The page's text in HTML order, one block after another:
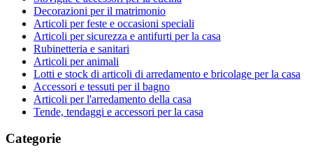
Decorazioni per il matrimonio
Articoli per feste e occasioni speciali
Articoli per sicurezza e antifurti per la casa
Rubinetteria e sanitari
Articoli per animali
Lotti e stock di articoli di arredamento e bricolage per la casa
Accessori e tessuti per il bagno
Articoli per l'arredamento della casa
Tende, tendaggi e accessori per la casa
Categorie